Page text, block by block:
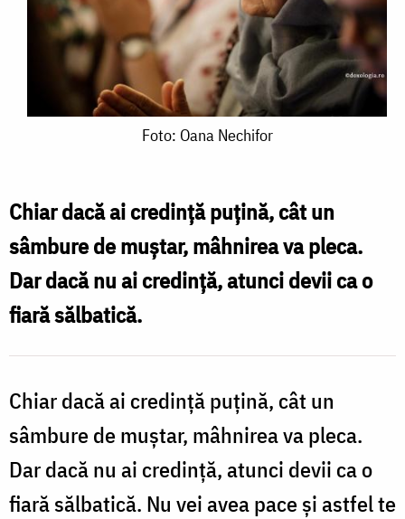
Foto: Oana Nechifor
Chiar dacă ai credință puțină, cât un
sâmbure de muștar, mâhnirea va pleca.
Dar dacă nu ai credință, atunci devii ca o
fiară sălbatică.
Chiar dacă ai credință puțină, cât un
sâmbure de muștar, mâhnirea va pleca.
Dar dacă nu ai credință, atunci devii ca o
fiară sălbatică. Nu vei avea pace și astfel te